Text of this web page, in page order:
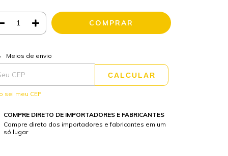
para o CEP:
Meios de envio
CALCULAR
sei meu CEP
COMPRE DIRETO DE IMPORTADORES E FABRICANTES
Compre direto dos importadores e fabricantes em um
só lugar